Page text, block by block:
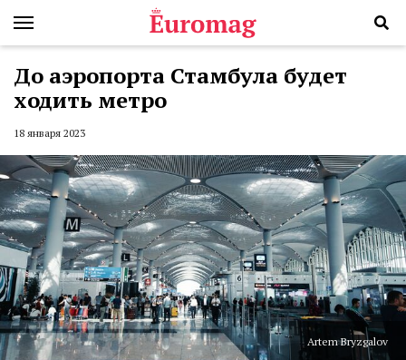
До аэропорта Стамбула будет
ходить метро
18 января 2023
Artem Bryzgalov